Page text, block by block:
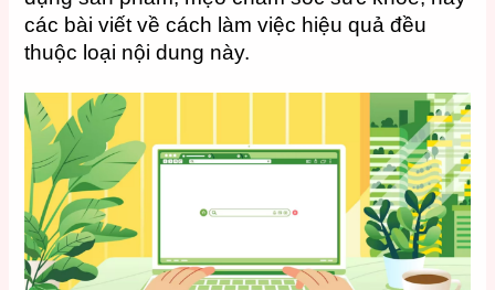
các bài viết về cách làm việc hiệu quả đều
thuộc loại nội dung này.